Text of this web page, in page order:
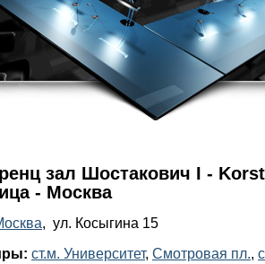
зал Шостакович I -
- Москва
, ул. Косыгина 15
ст.м. Университет, Смотровая пл.,